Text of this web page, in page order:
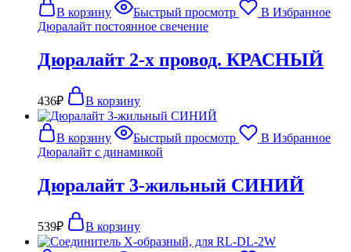
В корзину Быстрый просмотр
В Избранное
Дюралайт постоянное свечение
Дюралайт 2-х провод. КРАСНЫЙ
436₽ В корзину
В корзину Быстрый просмотр
В Избранное
Дюралайт с динамикой
Дюралайт 3-жильный СИНИЙ
539₽ В корзину